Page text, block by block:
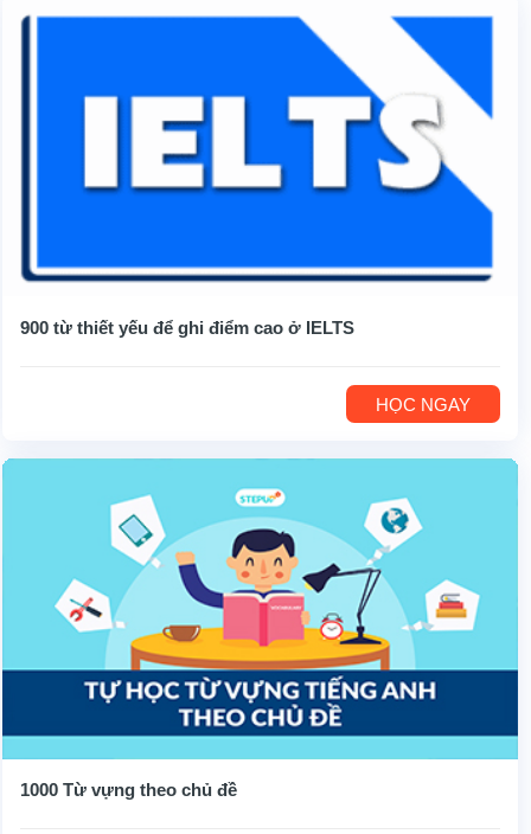
900 từ thiết yếu để ghi điểm cao ở IELTS
HỌC NGAY
1000 Từ vựng theo chủ đề